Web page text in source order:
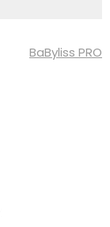
BaByliss PRO